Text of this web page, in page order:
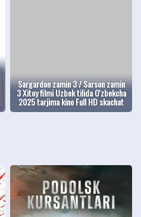
Sargardon zamin 3 / Sarson zamin
3 Xitoy filmi Uzbek tilida O'zbekcha
2025 tarjima kino Full HD skachat